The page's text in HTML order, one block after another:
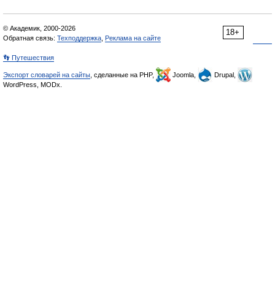
18+
© Академик, 2000-2026
Обратная связь: Техподдержка Реклама на сайте
👣 Путешествия
Экспорт словарей на сайты , сделанные на PHP, Joomla,
Drupal,
WordPress, MODx.